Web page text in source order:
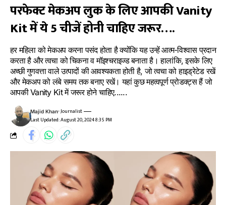
परफेक्ट मेकअप लुक के लिए आपकी Vanity
Kit में ये 5 चीजें होनी चाहिए जरूर….
हर महिला को मेकअप करना पसंद होता है क्योंकि यह उन्हें आत्म-विश्वास प्रदान
करता है और त्वचा को चिकना व मॉइश्चराइज्ड बनाता है। हालांकि, इसके लिए
अच्छी गुणवत्ता वाले उत्पादों की आवश्यकता होती है, जो त्वचा को हाइड्रेटेड रखें
और मेकअप को लंबे समय तक बनाए रखें। यहां कुछ महत्वपूर्ण प्रोडक्ट्स हैं जो
आपकी Vanity Kit में जरूर होने चाहिए......
Last Updated: August 20, 2024 8:35 PM
Majid Khan- Journalist